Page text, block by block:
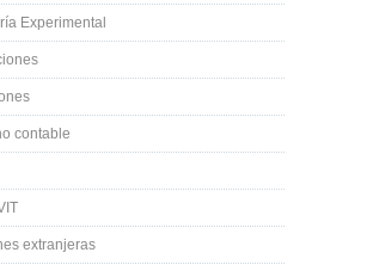
Experimental
contable
extranjeras